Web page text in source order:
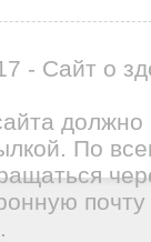
- Сайт о
должно
По
почту
.